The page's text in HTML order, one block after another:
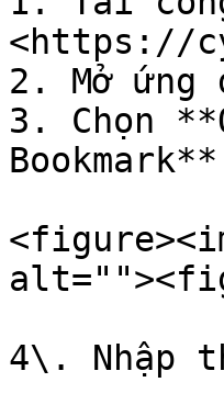
<https://
2. Mở ứng
3. Chọn
4\. Nhập